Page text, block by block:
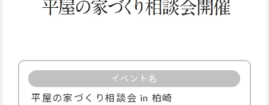
イベント名
平屋の家づくり相談会 in 柏崎